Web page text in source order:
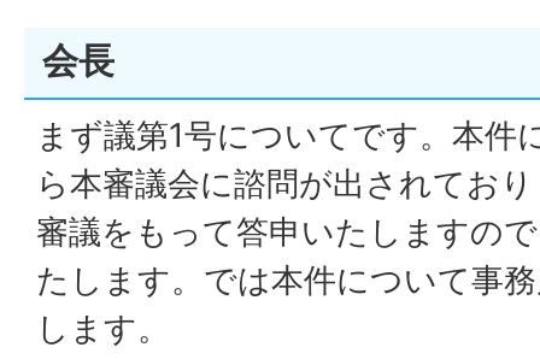
会長
まず議第1号についてです。本件
ら本審議会に諮問が出されてお
審議をもって答申いたしますの
たします。では本件について事
します。